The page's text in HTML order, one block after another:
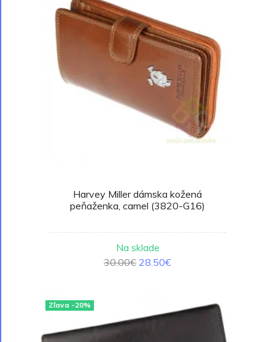
Harvey Miller dámska kožená
peňaženka, camel (3820-G16)
Na sklade
30.00€ 28.50€
Zľava -20%